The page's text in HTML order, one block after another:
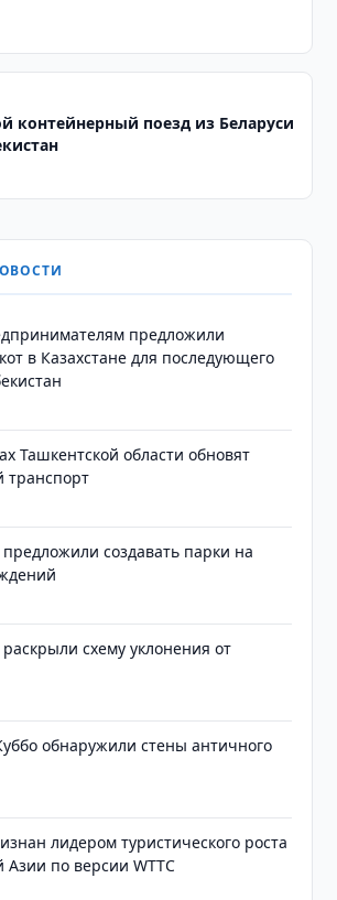
контейнерный поезд из Беларуси
предложили
в Казахстане для последующего
Ташкентской области обновят
транспорт
предложили создавать парки на
схему уклонения от
обнаружили стены античного
лидером туристического роста
Азии по версии WTTC